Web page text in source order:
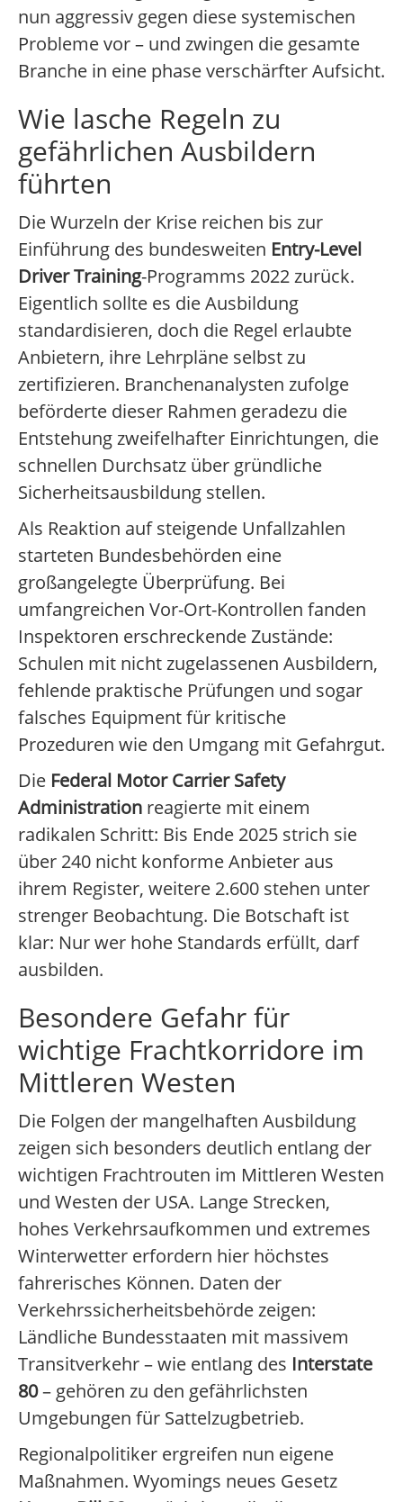
nun aggressiv gegen diese systemischen
Probleme vor – und zwingen die gesamte
Branche in eine phase verschärfter Aufsicht.
Wie lasche Regeln zu
gefährlichen Ausbildern
führten
Die Wurzeln der Krise reichen bis zur
Einführung des bundesweiten Entry-Level
Driver Training-Programms 2022 zurück.
Eigentlich sollte es die Ausbildung
standardisieren, doch die Regel erlaubte
Anbietern, ihre Lehrpläne selbst zu
zertifizieren. Branchenanalysten zufolge
beförderte dieser Rahmen geradezu die
Entstehung zweifelhafter Einrichtungen, die
schnellen Durchsatz über gründliche
Sicherheitsausbildung stellen.
Als Reaktion auf steigende Unfallzahlen
starteten Bundesbehörden eine
großangelegte Überprüfung. Bei
umfangreichen Vor-Ort-Kontrollen fanden
Inspektoren erschreckende Zustände:
Schulen mit nicht zugelassenen Ausbildern,
fehlende praktische Prüfungen und sogar
falsches Equipment für kritische
Prozeduren wie den Umgang mit Gefahrgut.
Die Federal Motor Carrier Safety
Administration reagierte mit einem
radikalen Schritt: Bis Ende 2025 strich sie
über 240 nicht konforme Anbieter aus
ihrem Register, weitere 2.600 stehen unter
strenger Beobachtung. Die Botschaft ist
klar: Nur wer hohe Standards erfüllt, darf
ausbilden.
Besondere Gefahr für
wichtige Frachtkorridore im
Mittleren Westen
Die Folgen der mangelhaften Ausbildung
zeigen sich besonders deutlich entlang der
wichtigen Frachtrouten im Mittleren Westen
und Westen der USA. Lange Strecken,
hohes Verkehrsaufkommen und extremes
Winterwetter erfordern hier höchstes
fahrerisches Können. Daten der
Verkehrssicherheitsbehörde zeigen:
Ländliche Bundesstaaten mit massivem
Transitverkehr – wie entlang des Interstate
80– gehören zu den gefährlichsten
Umgebungen für Sattelzugbetrieb.
Regionalpolitiker ergreifen nun eigene
Maßnahmen. Wyomings neues Gesetz